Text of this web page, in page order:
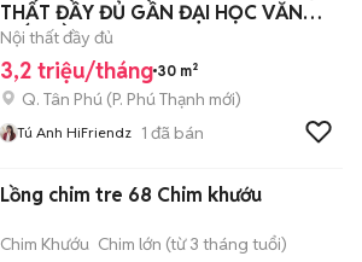
THẤT ĐẦY ĐỦ GẦN ĐẠI HỌC VĂN
HIẾN ĐẦM SEN
Nội thất đầy đủ
3,2 triệu/tháng 30 m²
Q. Tân Phú (P. Phú Thạnh mới)
Tú Anh HiFriendz 1 đã bán
Lồng chim tre 68 Chim khướu
Chim Khướu Chim lớn (từ 3 tháng tuổi)